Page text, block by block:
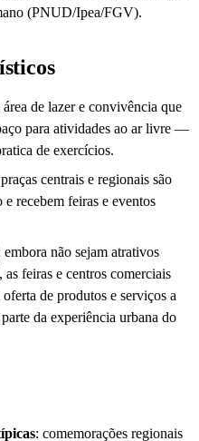
(PNUD/Ipea/FGV).
área de lazer e convivência que
para atividades ao ar livre —
de exercícios.
centrais e regionais são
recebem feiras e eventos
embora não sejam atrativos
feiras e centros comerciais
de produtos e serviços a
da experiência urbana do
: comemorações regionais